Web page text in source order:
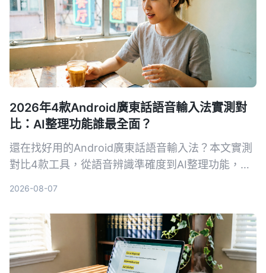
2026年4款Android廣東話語音輸入法實測對
比：AI整理功能誰最全面？
還在找好用的Android廣東話語音輸入法？本文實測
對比4款工具，從語音辨識準確度到AI整理功能，幫
2026-08-07